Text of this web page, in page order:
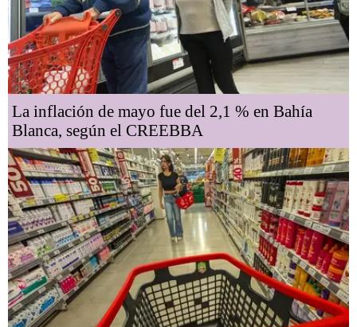
La inflación de mayo fue del 2,1 % en Bahía
Blanca, según el CREEBBA